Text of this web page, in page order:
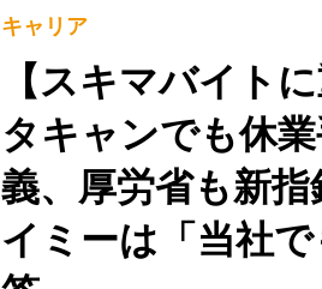
キャリア
【スキマバイト
タキャンでも休
義、厚労省も新
イミーは「当社